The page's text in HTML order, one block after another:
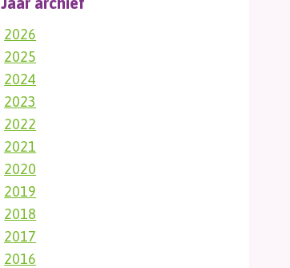
2026
2025
2024
2023
2022
2021
2020
2019
2018
2017
2016